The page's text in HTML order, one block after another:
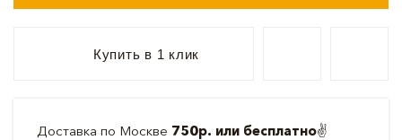
Купить в 1 клик
Доставка по Москве 750р. или бесплатно✌️